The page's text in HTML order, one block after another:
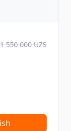
1 550 000 UZS